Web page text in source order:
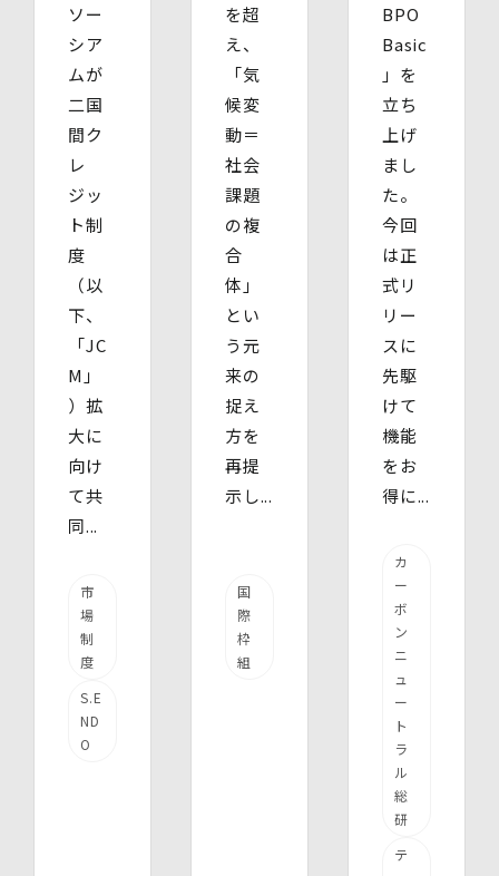
【個人情報を与えることの任意性及び当該情報を与えな
かった場合に生じる結果】
個⼈情報を取得する項⽬は、全てご本⼈によってご提供い
ただくものです。
ただし、必要な項⽬をいただけない場合、利⽤⽬的に記載
の諸⼿続⼜は処理に⽀障が⽣じる可能性があります。
ソー
シア
ムが
二国
間ク
レ
ジッ
ト制
度
（以
下、
「JC
M」
）拡
大に
向け
て共
同...
市
場
制
度
S.E
ND
O
を超
え、
「気
候変
動＝
社会
課題
の複
合
体」
とい
う元
来の
捉え
方を
再提
示し...
国
際
枠
組
BPO
Basic
」を
立ち
上げ
まし
た。
今回
は正
式リ
リー
スに
先駆
けて
機能
をお
得に...
カ
ー
ボ
ン
ニ
ュ
ー
ト
ラ
ル
総
研
テ